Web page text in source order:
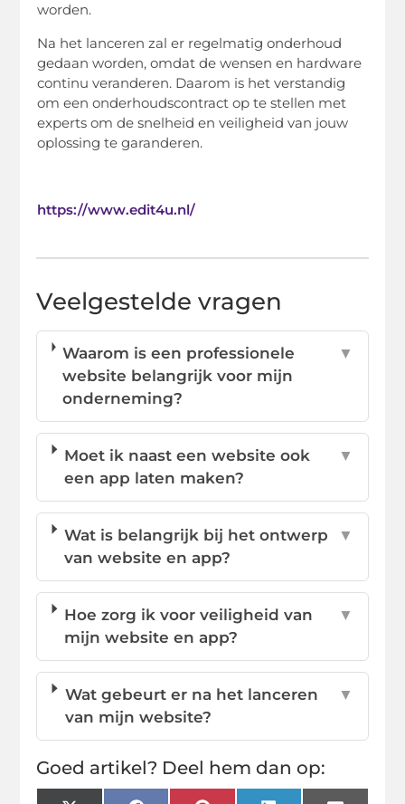
worden.
Na het lanceren zal er regelmatig onderhoud
gedaan worden, omdat de wensen en hardware
continu veranderen. Daarom is het verstandig
om een onderhoudscontract op te stellen met
experts om de snelheid en veiligheid van jouw
oplossing te garanderen.
https://www.edit4u.nl/
Veelgestelde vragen
Waarom is een professionele
website belangrijk voor mijn
onderneming?
▼
Moet ik naast een website ook
een app laten maken?
▼
Wat is belangrijk bij het ontwerp
van website en app?
▼
Hoe zorg ik voor veiligheid van
mijn website en app?
▼
Wat gebeurt er na het lanceren
van mijn website?
▼
Goed artikel? Deel hem dan op: